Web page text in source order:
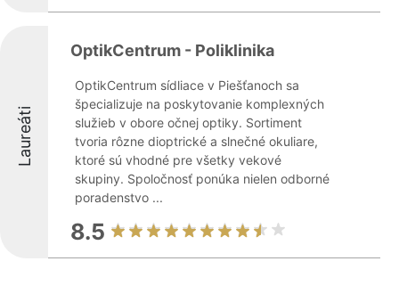
Laureáti
OptikCentrum - Poliklinika
OptikCentrum sídliace v Piešťanoch sa
špecializuje na poskytovanie komplexných
služieb v obore očnej optiky. Sortiment
tvoria rôzne dioptrické a slnečné okuliare,
ktoré sú vhodné pre všetky vekové
skupiny. Spoločnosť ponúka nielen odborné
poradenstvo ...
8.5